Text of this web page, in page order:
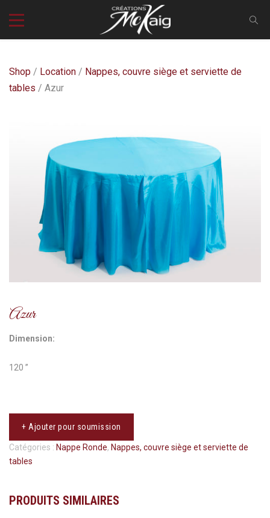
Shop / Location / Nappes, couvre siège et serviette de
tables / Azur
Azur
Dimension:
120 ’’
+ Ajouter pour soumission
Catégories : Nappe Ronde, Nappes, couvre siège et serviette de
tables
PRODUITS SIMILAIRES